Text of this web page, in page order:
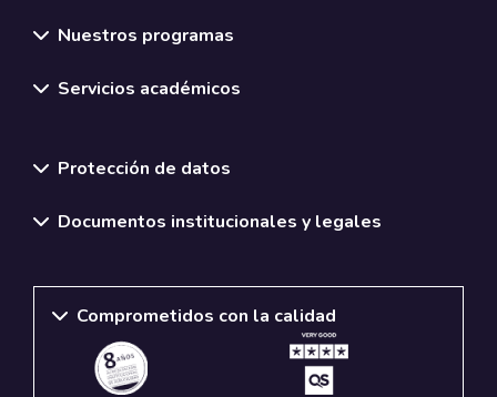
Nuestros programas
Servicios académicos
Protección de datos
Documentos institucionales y legales
Comprometidos con la calidad